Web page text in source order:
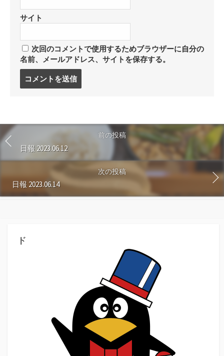
サイト
次回のコメントで使用するためブラウザーに自分の
名前、メールアドレス、サイトを保存する。
る
前の投稿
日報 2023.06.12
次の投稿
日報 2023.06.14
ド